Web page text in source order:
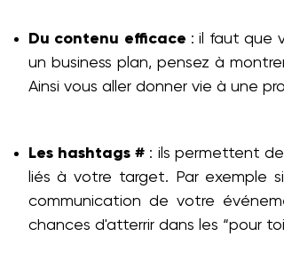
Du contenu efficace : il faut que
un business plan, pensez à
Ainsi vous aller donner vie à une
Les hashtags # : ils permettent
liés à votre target. Par exemple
communication de votre
chances d'atterrir dans les “pour